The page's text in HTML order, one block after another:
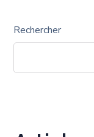
Rechercher